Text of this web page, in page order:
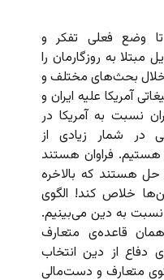
وضع فعلی تفکر و
مبتلا به‌ روزگارمان را
خلال بحث‌های مختلف و
آمریکا علیه ایران و
نسبت به آمریکا در
در شمار زیادی از
فراوان هستند
حل هستند که بالاخره
خلاص کند! الگوی
به دین می‌بینیم.
قاعده‌ی متعارف
دفاع از دین انتخاب
متعارف و دست‌مالی